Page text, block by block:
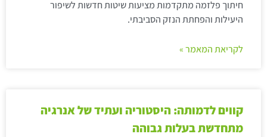
חיתוך פלזמה מתקדמות מציעות שיטות חדשות לשיפור
היעילות והפחתת הנזק הסביבתי.
לקריאת המאמר »
קווים לדמותה: היסטוריה ועתיד של אנרגיה
מתחדשת בעלות גבוהה